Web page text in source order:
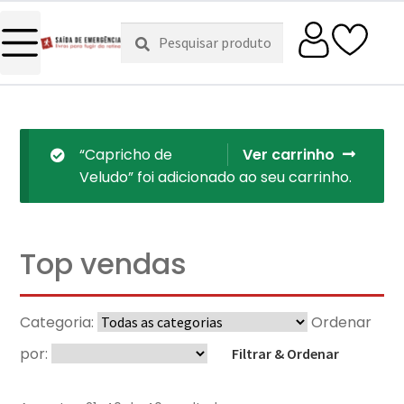
Pesquisar
por:
Pesquisa
Ver carrinho
“Capricho de
Veludo” foi adicionado ao seu carrinho.
Top vendas
Categoria:
Ordenar
por:
Filtrar & Ordenar